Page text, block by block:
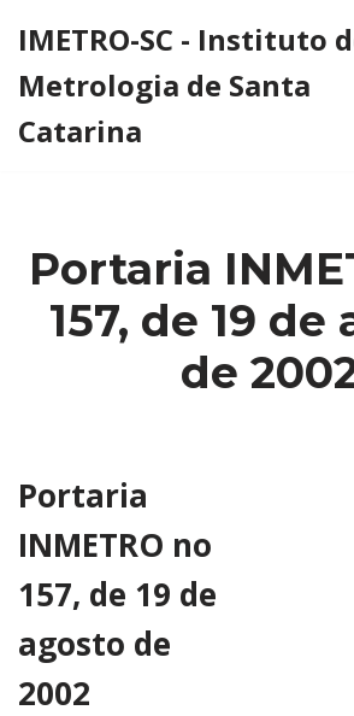
para
o
IMETRO-SC - Instituto
Metrologia de Santa
Catarina
Portaria
157, de 19 de
de
Portaria
INMETRO no
157, de 19 de
agosto de
2002